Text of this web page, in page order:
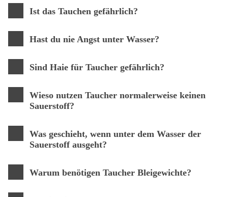
Ist das Tauchen gefährlich?
Hast du nie Angst unter Wasser?
Sind Haie für Taucher gefährlich?
Wieso nutzen Taucher normalerweise keinen
Sauerstoff?
Was geschieht, wenn unter dem Wasser der
Sauerstoff ausgeht?
Warum benötigen Taucher Bleigewichte?